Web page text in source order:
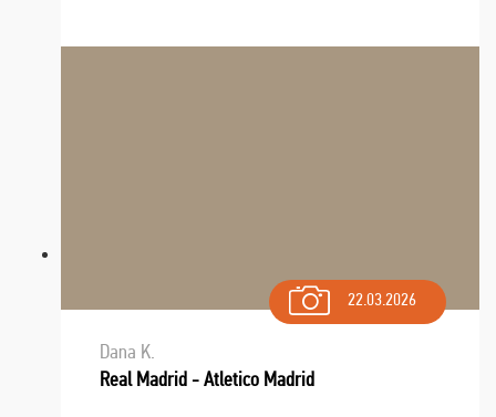
22.03.2026
Dana K.
Real Madrid - Atletico Madrid